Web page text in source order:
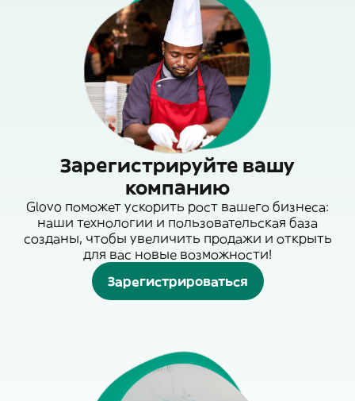
Зарегистрируйте вашу
компанию
Glovo поможет ускорить рост вашего бизнеса:
наши технологии и пользовательская база
созданы, чтобы увеличить продажи и открыть
для вас новые возможности!
Зарегистрироваться